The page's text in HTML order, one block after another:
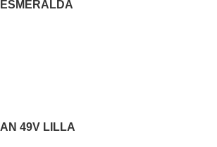
ESMERALDA
AN 49V LILLA